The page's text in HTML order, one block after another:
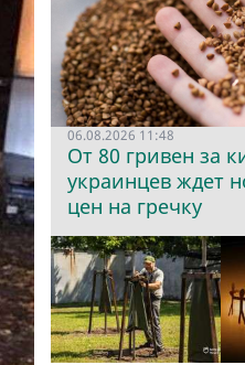
06.08.2026 11:48
От 80 гривен за
украинцев ждет
цен на гречку